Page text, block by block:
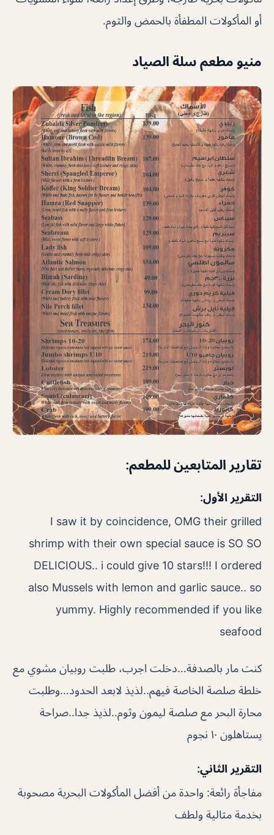
أو المأكولات المطفأة بالحمض والثوم.
منيو مطعم سلة الصياد
تقارير المتابعين للمطعم:
التقرير الأول:
I saw it by coincidence, OMG their grilled
shrimp with their own special sauce is SO SO
DELICIOUS.. i could give 10 stars!!! I ordered
also Mussels with lemon and garlic sauce.. so
yummy. Highly recommended if you like
seafood
كنت مار بالصدفة…دخلت اجرب، طلبت روبيان مشوي مع
خلطة صلصة الخاصة فيهم..لذيذ لابعد الحدود…وطلبت
محارة البحر مع صلصة ليمون وثوم..لذيذ جدا..صراحة
يستاهلون ١٠ نجوم
التقرير الثاني:
مفاجأة رائعة: واحدة من أفضل المأكولات البحرية مصحوبة
بخدمة مثالية ولطف